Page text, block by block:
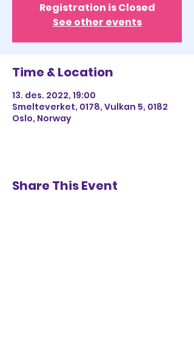
Registration is Closed
See other events
Time & Location
13. des. 2022, 19:00
Smelteverket, 0178, Vulkan 5, 0182
Oslo, Norway
Share This Event